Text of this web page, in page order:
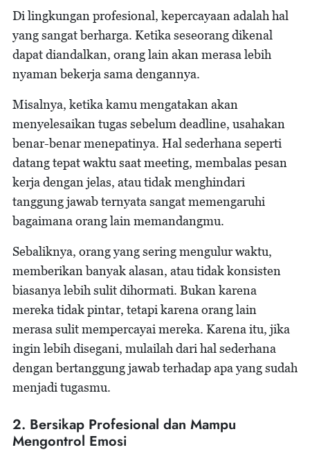
Di lingkungan profesional, kepercayaan adalah hal
yang sangat berharga. Ketika seseorang dikenal
dapat diandalkan, orang lain akan merasa lebih
nyaman bekerja sama dengannya.
Misalnya, ketika kamu mengatakan akan
menyelesaikan tugas sebelum deadline, usahakan
benar-benar menepatinya. Hal sederhana seperti
datang tepat waktu saat meeting, membalas pesan
kerja dengan jelas, atau tidak menghindari
tanggung jawab ternyata sangat memengaruhi
bagaimana orang lain memandangmu.
Sebaliknya, orang yang sering mengulur waktu,
memberikan banyak alasan, atau tidak konsisten
biasanya lebih sulit dihormati. Bukan karena
mereka tidak pintar, tetapi karena orang lain
merasa sulit mempercayai mereka. Karena itu, jika
ingin lebih disegani, mulailah dari hal sederhana
dengan bertanggung jawab terhadap apa yang sudah
menjadi tugasmu.
2. Bersikap Profesional dan Mampu
Mengontrol Emosi